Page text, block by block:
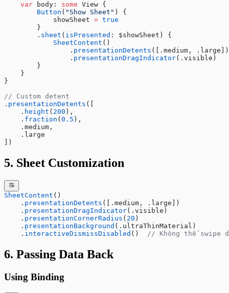
    var
body: some View {
        Button
( "Show Sheet" ) {
            showSheet
= true
        }
        .
sheet ( isPresented : $showSheet) {
            SheetContent
()
                .
presentationDetents ([.medium, .large])
                .
presentationDragIndicator(.visible)
        }
    }
}
// Custom detent
. presentationDetents ([
    .
height ( 200 ),
    .
fraction ( 0.5 ),
    .medium,
    .large
])
5. Sheet Customization
SheetContent ()
    .
presentationDetents ([.medium, .large])
    .
presentationDragIndicator(.visible)
    .
presentationCornerRadius ( 20 )
    .
presentationBackground (.ultraThinMaterial)
    .
interactiveDismissDisabled () // Không thể swipe
6. Passing Data Back
Using Binding